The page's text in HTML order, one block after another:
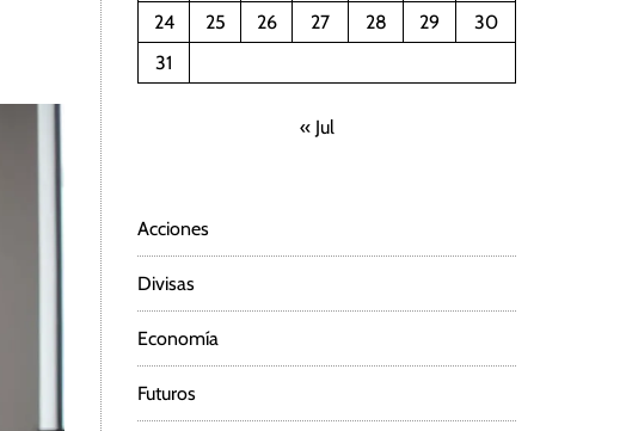
24
25 26 27 28 29
30
31
« Jul
Acciones
Divisas
Economía
Futuros